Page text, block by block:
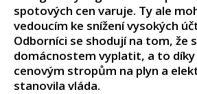
spotových cen varuje. Ty ale
vedoucím ke snížení vysokých
Odborníci se shodují na tom, že
domácnostem vyplatit, a to
cenovým stropům na plyn a
stanovila vláda.